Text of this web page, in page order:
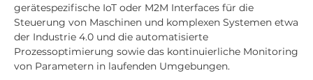
gerätespezifische IoT oder M2M Interfaces für die
Steuerung von Maschinen und komplexen Systemen etwa
der Industrie 4.0 und die automatisierte
Prozessoptimierung sowie das kontinuierliche Monitoring
von Parametern in laufenden Umgebungen.